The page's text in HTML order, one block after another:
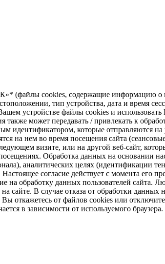
(файлы cookies, содержащие информацию
тип устройства, дата и время
устройстве файлы cookies и
может передавать / привлекать к
которые отправляются на
на нем во время посещения сайта
визите, или на другой веб-сайт,
Обработка данных на основании
аналитических целях (идентификации
согласие действует с момента его
обработку данных пользователей сайта.
сайте. В случае отказа от обработки
откажетесь от файлов cookies или
в зависимости от используемого